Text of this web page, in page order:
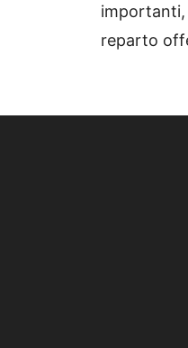
importanti,
reparto